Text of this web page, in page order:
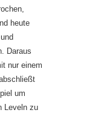
heute
Daraus
nur einem
um
Leveln zu